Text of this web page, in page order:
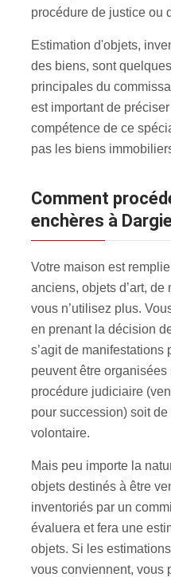
procédure de justice ou
Estimation d'objets,
des biens, sont
principales du
est important de
compétence de ce
pas les biens
Comment procéder pour vendre aux
enchères à
Votre maison est
anciens, objets d’art,
vous n’utilisez plus.
en prenant la décision
s’agit de
peuvent être organisées
procédure judiciaire
pour succession) soit
volontaire.
Mais peu importe la
objets destinés à être
inventoriés par un
évaluera et fera une
objets. Si les
vous conviennent, vous